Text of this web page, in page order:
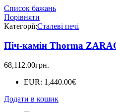
Список бажань
Порівняти
Категорії:Сталеві печі
Піч-камін Thorma
68,112.00грн.
EUR: 1,440.00€
Додати в кошик